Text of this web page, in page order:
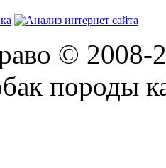
©
породы